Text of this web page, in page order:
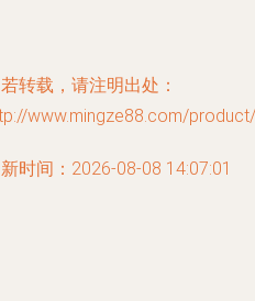
转载，请注明出处：
www.mingze88.com/
时间：2026-08-08 14:07:01